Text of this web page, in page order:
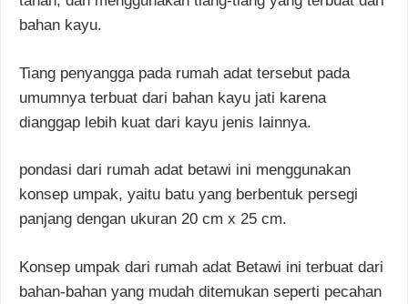
bahan kayu.
Tiang penyangga pada rumah adat tersebut pada
umumnya terbuat dari bahan kayu jati karena
dianggap lebih kuat dari kayu jenis lainnya.
pondasi dari rumah adat betawi ini menggunakan
konsep umpak, yaitu batu yang berbentuk persegi
panjang dengan ukuran 20 cm x 25 cm.
Konsep umpak dari rumah adat Betawi ini terbuat dari
bahan-bahan yang mudah ditemukan seperti pecahan